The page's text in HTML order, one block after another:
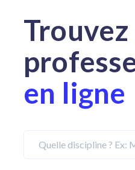
Trouvez
en ligne